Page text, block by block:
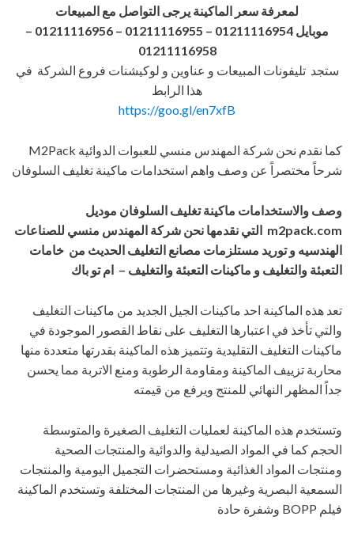
لمعرفة سعر الماكينة يرجى التواصل مع المبيعات
–
01211116958
المبيعات و عناوين و لوكيشنات فروع الشركة في
هذا الرابط
https://goo.gl/en7xfB
كما نقدم نحن شركة المهندس منسي للعبوات الدوائية M2Pack
عن وصف واهم استخدامات ماكينة تغليف السلوفان
ماكينة تغليف السلوفان موديل
التي نقدمهانحن شركة المهندس منسي للصناعات
و توريد مستلزمات مصانع التغليف الحديث من خامات
والتغليف و ماكينات التعبئة والتغليف – ام تو باك
احد ماكينات الجيل الجديد من ماكينات التغليف
في اعتبارها التغليف على نقاط القصور الموجودة في
التقليدية وتتميز هذه الماكينة بقدرتها متعددة منها
الماكينة ومقاومة الرطوبة ومنع الاتربة مما يحسن
النهائي للمنتج ويرفع من قيمته
هذه الماكينة لعمليات التغليف الصغيرة والمتوسطة
في المواد الصيدلية والدوائية والمنتجات الصحية
المواد الغذائية ومستحضرات التجميل اليومية والمنتجات
البصرية وغيرها من المنتجات المختلفة وتستخدم الماكينة